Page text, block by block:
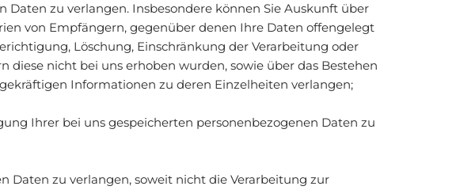
Daten zu verlangen. Insbesondere können Sie Auskunft über
von Empfängern, gegenüber denen Ihre Daten offengelegt
Löschung, Einschränkung der Verarbeitung oder
diese nicht bei uns erhoben wurden, sowie über das Bestehen
Informationen zu deren Einzelheiten verlangen;
Ihrer bei uns gespeicherten personenbezogenen Daten zu
Daten zu verlangen, soweit nicht die Verarbeitung zur